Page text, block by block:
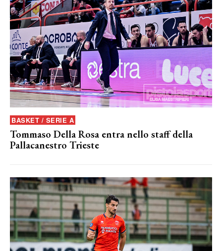
BASKET / SERIE A
Tommaso Della Rosa entra nello staff della
Pallacanestro Trieste